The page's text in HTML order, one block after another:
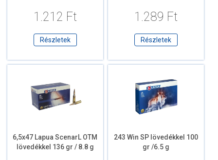
1.212 Ft
Részletek
1.289 Ft
Részletek
6,5x47 Lapua ScenarL OTM
lövedékkel 136 gr / 8.8 g
243 Win SP lövedékkel 100
gr /6.5 g